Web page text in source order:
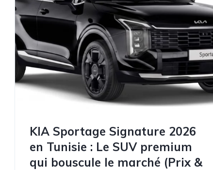
KIA Sportage Signature 2026
en Tunisie : Le SUV premium
qui bouscule le marché (Prix &